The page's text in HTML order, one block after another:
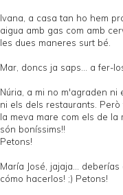
Ivana, a casa tan ho hem
aigua amb gas com amb
les dues maneres surt bé.
Mar, doncs ja saps... a fer-
Núria, a mi no m'agraden ni
ni els dels restaurants.
la meva mare com els de la
són boníssims!!
Petons!
María José, jajaja...
cómo hacerlos! ;) Petons!